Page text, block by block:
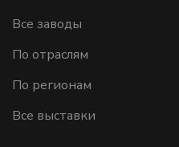
Все заводы
По отраслям
По регионам
Все выставки